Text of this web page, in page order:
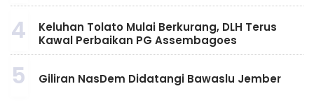
4
Keluhan Tolato Mulai Berkurang, DLH Terus
Kawal Perbaikan PG Assembagoes
5 Giliran NasDem Didatangi Bawaslu Jember